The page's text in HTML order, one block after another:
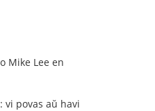
Mike Lee en
povas aŭ havi